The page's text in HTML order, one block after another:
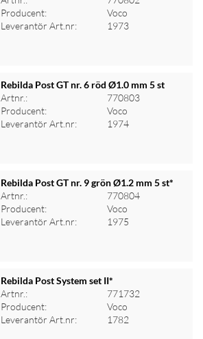
Logga in för priser
Producent:
Voco
Leverantör Art.nr:
1973
Logga in för priser
Rebilda Post GT nr. 6 röd Ø1.0 mm 5 st
Artnr.:
770803
Producent:
Voco
Leverantör Art.nr:
1974
Logga in för priser
Rebilda Post GT nr. 9 grön Ø1.2 mm 5 st*
Artnr.:
770804
Producent:
Voco
Leverantör Art.nr:
1975
Logga in för priser
Rebilda Post System set II*
Artnr.:
771732
Producent:
Voco
Leverantör Art.nr:
1782